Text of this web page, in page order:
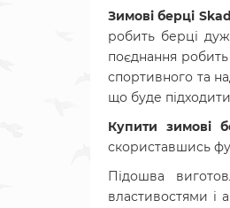
Зимові берці
робить берці
поєднання
спортивного та
що буде
Купити зимові
скориставшись
Підошва
властивостями і